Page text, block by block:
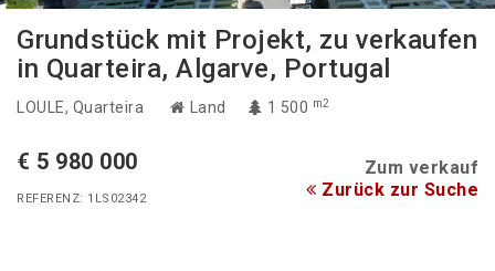
Grundstück mit Projekt, zu verkaufen
in Quarteira, Algarve, Portugal
LOULE, Quarteira Land 1 500 m2
€ 5 980 000 Zum verkauf
REFERENZ: 1LS02342 Zurück zur Suche